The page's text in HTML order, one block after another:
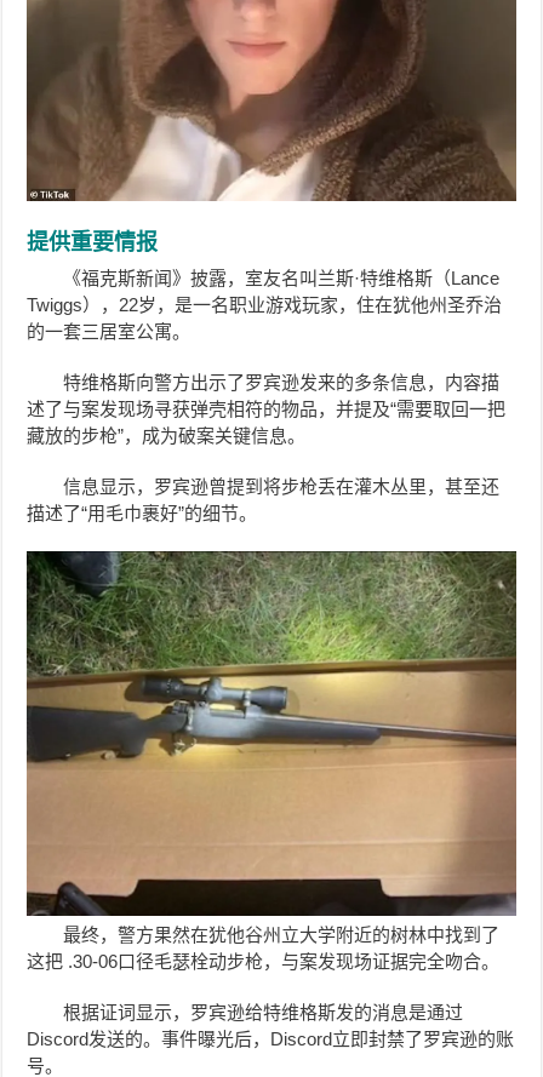
提供重要情报
《福克斯新闻》披露，室友名叫兰斯·特维格斯（Lance
Twiggs），22岁，是一名职业游戏玩家，住在犹他州圣乔治
的一套三居室公寓。
特维格斯向警方出示了罗宾逊发来的多条信息，内容描
述了与案发现场寻获弹壳相符的物品，并提及“需要取回一把
藏放的步枪”，成为破案关键信息。
信息显示，罗宾逊曾提到将步枪丢在灌木丛里，甚至还
描述了“用毛巾裹好”的细节。
最终，警方果然在犹他谷州立大学附近的树林中找到了
这把 .30-06口径毛瑟栓动步枪，与案发现场证据完全吻合。
根据证词显示，罗宾逊给特维格斯发的消息是通过
Discord发送的。事件曝光后，Discord立即封禁了罗宾逊的账
号。